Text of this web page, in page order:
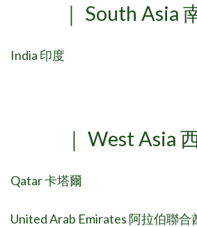
｜ South Asia
India 印度
｜ West Asia
Qatar 卡塔爾
United Arab Emirates 阿拉伯聯合